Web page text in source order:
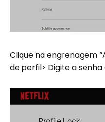
Clique na engrenagem
de perfil> Digite a